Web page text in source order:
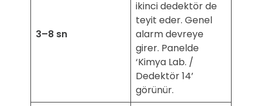
3–8 sn
ikinci dedektör de
teyit eder. Genel
alarm devreye
girer. Panelde
‘Kimya Lab. /
Dedektör 14’
görünür.